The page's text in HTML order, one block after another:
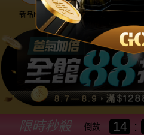
新品NEW
限時秒殺 倒數 14 :